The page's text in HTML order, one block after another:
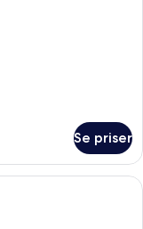
Se priser